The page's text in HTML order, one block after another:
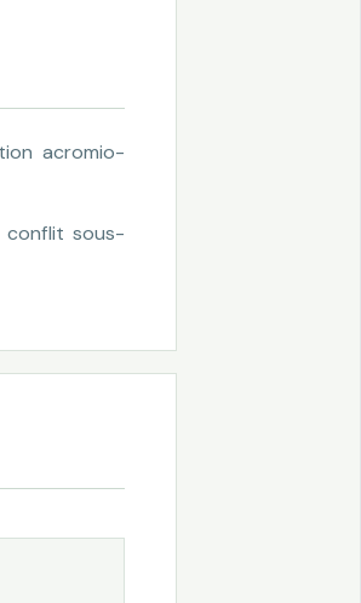
acromio-
conflit sous-